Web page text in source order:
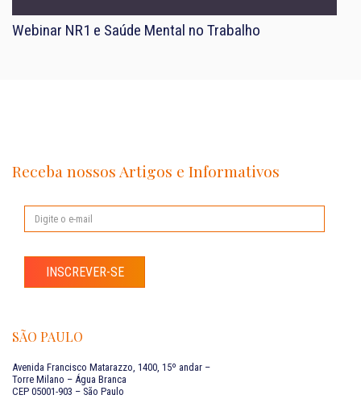
Webinar NR1 e Saúde Mental no Trabalho
Receba nossos Artigos e Informativos
INSCREVER-SE
SÃO PAULO
Avenida Francisco Matarazzo, 1400, 15º andar –
Torre Milano – Água Branca
CEP 05001-903 – São Paulo